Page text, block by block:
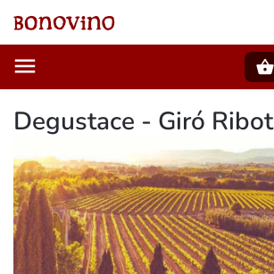
Degustace - Giró Ribot